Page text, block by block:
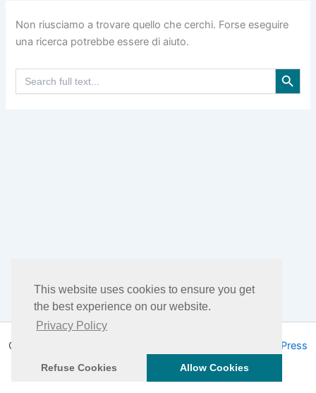
This website uses cookies to ensure you get
the best experience on our website.
Privacy Policy
Refuse Cookies Allow Cookies
Non riusciamo a trovare quello che cerchi. Forse eseguire
una ricerca potrebbe essere di aiuto.
Search
for:
Search Button
Copyright © 2026 DHEA Facts | Powered by
Tema WordPress